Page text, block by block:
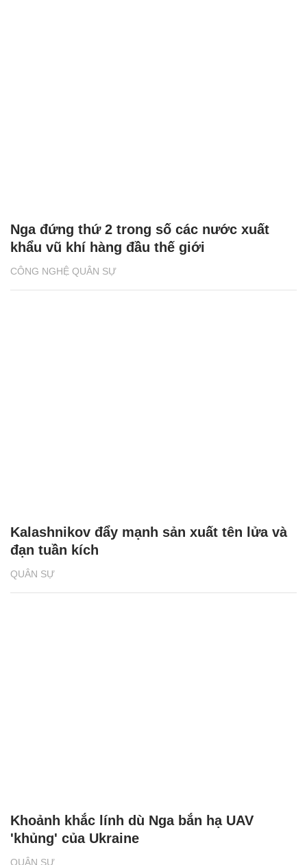
CÔNG NGHỆ QUÂN SỰ
Nga đứng thứ 2 trong số các nước xuất
khẩu vũ khí hàng đầu thế giới
QUÂN SỰ
Kalashnikov đẩy mạnh sản xuất tên lửa và
đạn tuần kích
QUÂN SỰ
Khoảnh khắc lính dù Nga bắn hạ UAV
'khủng' của Ukraine